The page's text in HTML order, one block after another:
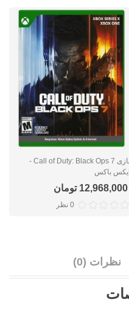
بازی Call of Duty: Black Ops 7 -
ایکس باکس
12,968,000 تومان
0 نظر
نظرات (0)